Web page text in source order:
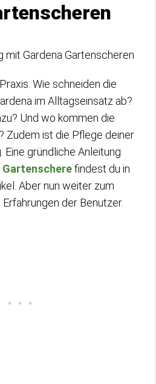
Wie schneiden die
im Alltagseinsatz ab?
Und wo kommen die
Zudem ist die Pflege deiner
gründliche Anleitung
Gartenscherefindest du in
Aber nun weiter zum
der Benutzer.